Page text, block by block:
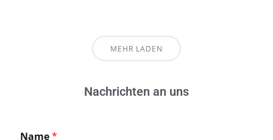
MEHR LADEN
Nachrichten an uns
Name*